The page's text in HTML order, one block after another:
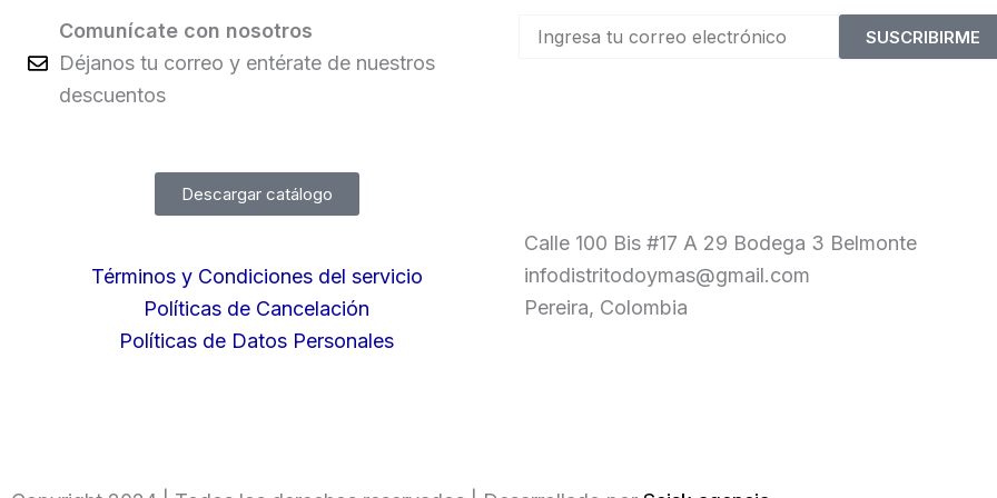
Comunícate con nosotros
Déjanos tu correo y entérate de nuestros
descuentos
SUSCRIBIRME
Descargar catálogo
Términos y Condiciones del servicio
Políticas de Cancelación
Políticas de Datos Personales
Calle 100 Bis #17 A 29 Bodega 3 Belmonte
infodistritodoymas@gmail.com
Pereira, Colombia